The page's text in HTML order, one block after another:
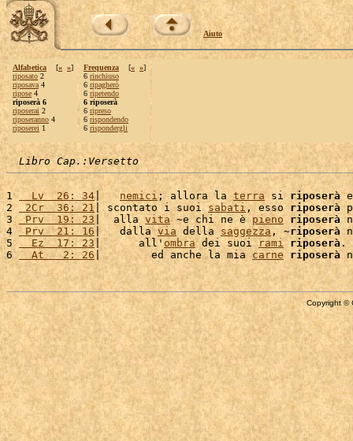
Aiuto
Alfabetica [« »]
riposato 2
riposava 4
ripose 4
riposerà 6
riposerai 2
riposeranno 4
riposerei 1
Frequenza [« »]
6 rinchiuso
6 ripagherò
6 ripetendo
6 riposerà
6 ripreso
6 rispondendo
6 rispondergli
Libro Cap.:Versetto
1
  Lv  26: 34
| nemici ; allora la terra si riposerà e
2
2Cr  36: 21 | scontato i suoi sabati , esso riposerà
3 Prv  19: 23 |  alla vita ~e chi ne è pieno riposerà
4
Prv  21: 16|   dalla via della saggezza, ~riposerà
5
  Ez  17: 23
|      all'ombra dei suoi rami riposerà.
6
  At   2: 26
|        ed anche la mia carne riposerà
Copyright ©